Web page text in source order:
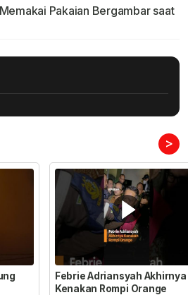
Pakaian Bergambar saat
>
Febrie Adriansyah Akhirnya
Kenakan Rompi Orange